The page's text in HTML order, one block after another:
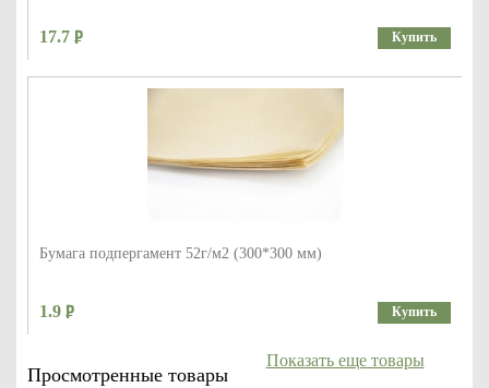
17.7 Купить
Бумага подпергамент 52г/м2 (300*300 мм)
1.9 Купить
Просмотренные товары
Показать еще товары